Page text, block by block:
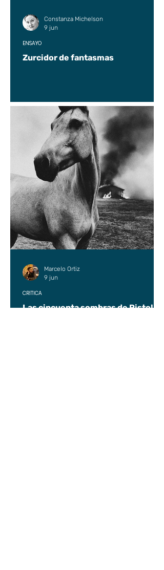
Zurcidor de fantasmas
ENSAYO
Constanza Michelson
9 jun
Las cincuenta sombras de Pistolas
CRÍTICA
Marcelo Ortiz
9 jun